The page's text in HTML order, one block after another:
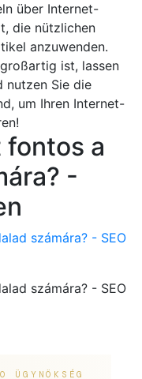
über Internet-
die nützlichen
anzuwenden.
ist, lassen
nutzen Sie die
um Ihren Internet-
a
-
számára? - SEO
számára? - SEO